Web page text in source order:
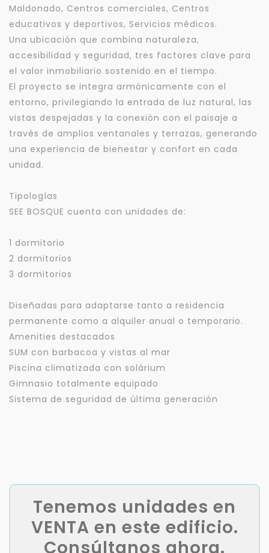
Maldonado, Centros comerciales, Centros
educativos y deportivos, Servicios médicos.
Una ubicación que combina naturaleza,
accesibilidad y seguridad, tres factores clave para
el valor inmobiliario sostenido en el tiempo.
El proyecto se integra armónicamente con el
entorno, privilegiando la entrada de luz natural, las
vistas despejadas y la conexión con el paisaje a
través de amplios ventanales y terrazas, generando
una experiencia de bienestar y confort en cada
unidad.
Tipologías
SEE BOSQUE cuenta con unidades de:
1 dormitorio
2 dormitorios
3 dormitorios
Diseñadas para adaptarse tanto a residencia
permanente como a alquiler anual o temporario.
Amenities destacados
SUM con barbacoa y vistas al mar
Piscina climatizada con solárium
Gimnasio totalmente equipado
Sistema de seguridad de última generación
Tenemos unidades en
VENTA en este edificio.
Consúltanos ahora.